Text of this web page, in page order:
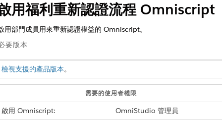
用福利重新認證流程 Omniscript
用部門成員用來重新認證權益的 Omniscript。
要版本
檢視支援的產品版本。
需要的使用者權限
啟用 Omniscript: OmniStudio 管理員